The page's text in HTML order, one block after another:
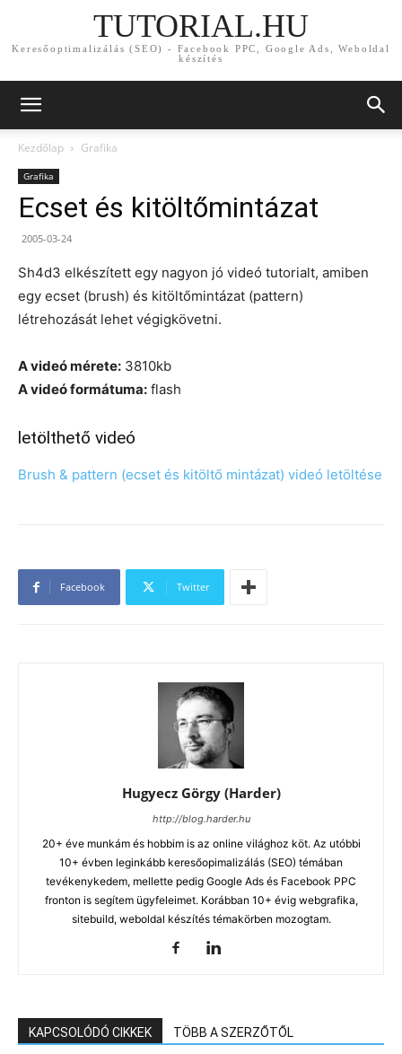
TUTORIAL.HU
Keresőoptimalizálás (SEO) - Facebook PPC, Google Ads, Weboldal
készítés
Kezdőlap Grafika
Grafika
Ecset és kitöltőmintázat
2005-03-24
Sh4d3 elkészített egy nagyon jó videó tutorialt, amiben
egy ecset (brush) és kitöltőmintázat (pattern)
létrehozását lehet végigkövetni.
A videó mérete: 3810kb
A videó formátuma: flash
letölthető videó
Brush & pattern (ecset és kitöltő mintázat) videó letöltése
Facebook Twitter
Hugyecz Görgy (Harder)
http://blog.harder.hu
20+ éve munkám és hobbim is az online világhoz köt. Az utóbbi
10+ évben leginkább keresőopimalizálás (SEO) témában
tevékenykedem, mellette pedig Google Ads és Facebook PPC
fronton is segítem ügyfeleimet. Korábban 10+ évig webgrafika,
sitebuild, weboldal készítés témakörben mozogtam.
KAPCSOLÓDÓ CIKKEK TÖBB A SZERZŐTŐL